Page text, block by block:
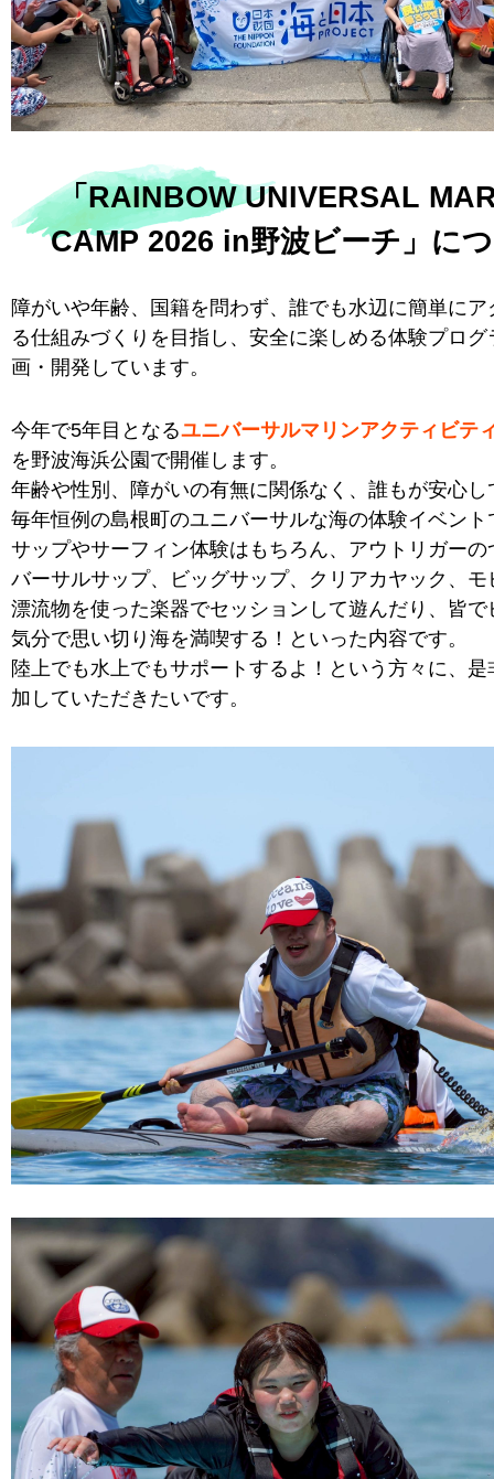
「RAINBOW UNIVERSAL
CAMP 2026 in野波ビーチ」に
障がいや年齢、国籍を問わず、誰でも水辺に簡単にア
る仕組みづくりを目指し、安全に楽しめる体験プログ
画・開発しています。
今年で5年目となるユニバーサルマリンアクティビテ
を野波海浜公園で開催します。
年齢や性別、障がいの有無に関係なく、誰もが安心し
毎年恒例の島根町のユニバーサルな海の体験イベント
サップやサーフィン体験はもちろん、アウトリガーの
バーサルサップ、ビッグサップ、クリアカヤック、モ
漂流物を使った楽器でセッションして遊んだり、皆で
気分で思い切り海を満喫する！といった内容です。
陸上でも水上でもサポートするよ！という方々に、是
加していただきたいです。